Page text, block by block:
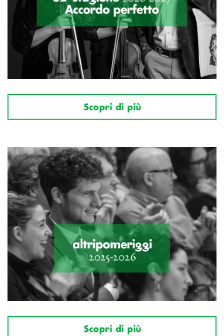
Scopri di più
Scopri di più